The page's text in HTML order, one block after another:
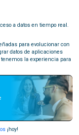
a datos en tiempo real.
para evolucionar con
datos de aplicaciones
tenemos la experiencia para
¡hoy!